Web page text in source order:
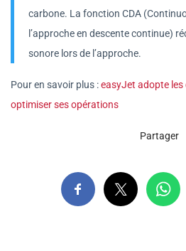
carbone. La fonction CDA
l’approche en descente continue)
sonore lors de l’approche.
Pour en savoir plus :easyJet adopte les
optimiser ses opérations
Partager